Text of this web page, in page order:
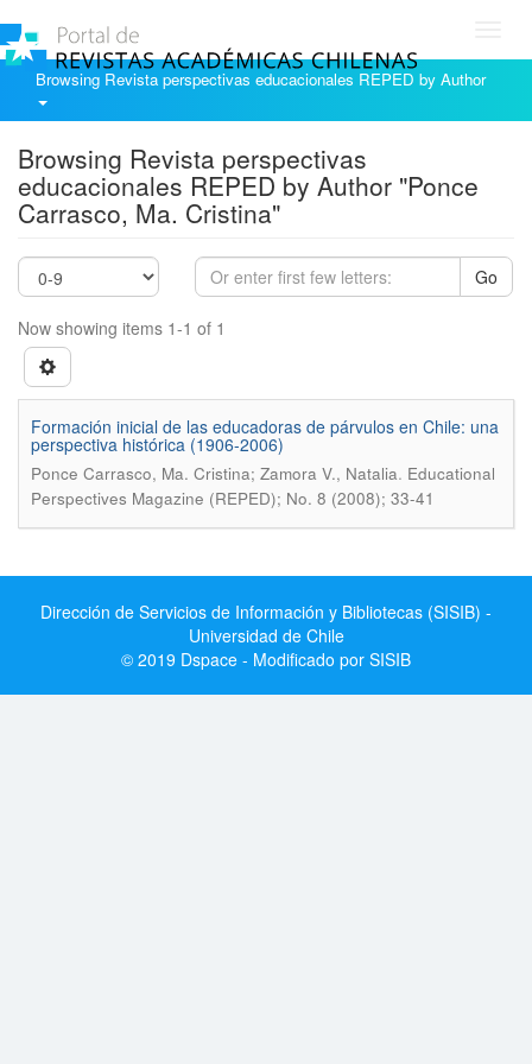
Browsing Revista perspectivas educacionales REPED by Author
Browsing Revista perspectivas
educacionales REPED by Author "Ponce
Carrasco, Ma. Cristina"
Go
Now showing items 1-1 of 1
Formación inicial de las educadoras de párvulos en Chile: una
perspectiva histórica (1906-2006)
Ponce Carrasco, Ma. Cristina; Zamora V., Natalia. Educational
Perspectives Magazine (REPED); No. 8 (2008); 33-41
Dirección de Servicios de Información y Bibliotecas (SISIB) -
Universidad de Chile
© 2019 Dspace - Modificado por SISIB